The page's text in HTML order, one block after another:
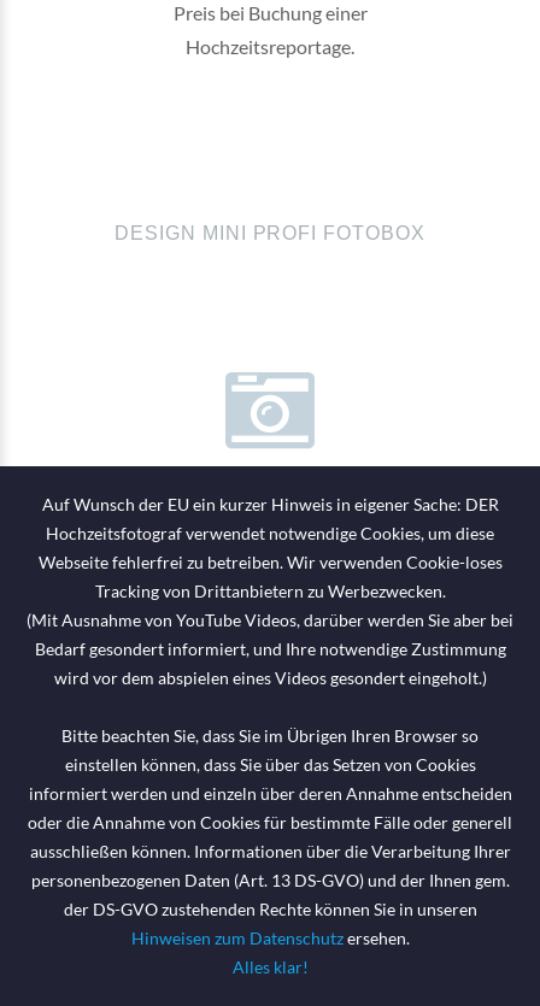
Auf Wunsch der EU ein kurzer Hinweis in eigener Sache: DER
Hochzeitsfotograf verwendet notwendige Cookies, um diese
Webseite fehlerfrei zu betreiben. Wir verwenden Cookie-loses
Tracking von Drittanbietern zu Werbezwecken.
(Mit Ausnahme von YouTube Videos, darüber werden Sie aber bei
Bedarf gesondert informiert, und Ihre notwendige Zustimmung
wird vor dem abspielen eines Videos gesondert eingeholt.)
Bitte beachten Sie, dass Sie im Übrigen Ihren Browser so
einstellen können, dass Sie über das Setzen von Cookies
informiert werden und einzeln über deren Annahme entscheiden
oder die Annahme von Cookies für bestimmte Fälle oder generell
ausschließen können. Informationen über die Verarbeitung Ihrer
personenbezogenen Daten (Art. 13 DS-GVO) und der Ihnen gem.
der DS-GVO zustehenden Rechte können Sie in unseren
Hinweisen zum Datenschutzersehen.
Alles klar!
Preis bei Buchung einer
Hochzeitsreportage.
DESIGN MINI PROFI FOTOBOX
175.- €
Design Design Mini Fotobox den
ganzen Tag mieten (Schweiz &
Österreich bis 0:00 Uhr). Hier steht der
große Spaß im Fokus, sowie der
Hochzeitsreportage inklusive.
Pauschalpreis mit Auf- & Abbau!
Benötigt nur sehr wenig Platz in Ihrer
Location! Alle Bilder sind auf Wunsch
(bei verfügbaren Internet) sofort
teilbar (E-Mail). Innerhalb von 48
Stunden bekommen Sie alle Bilder per
Download Link. Viele zusätzliche